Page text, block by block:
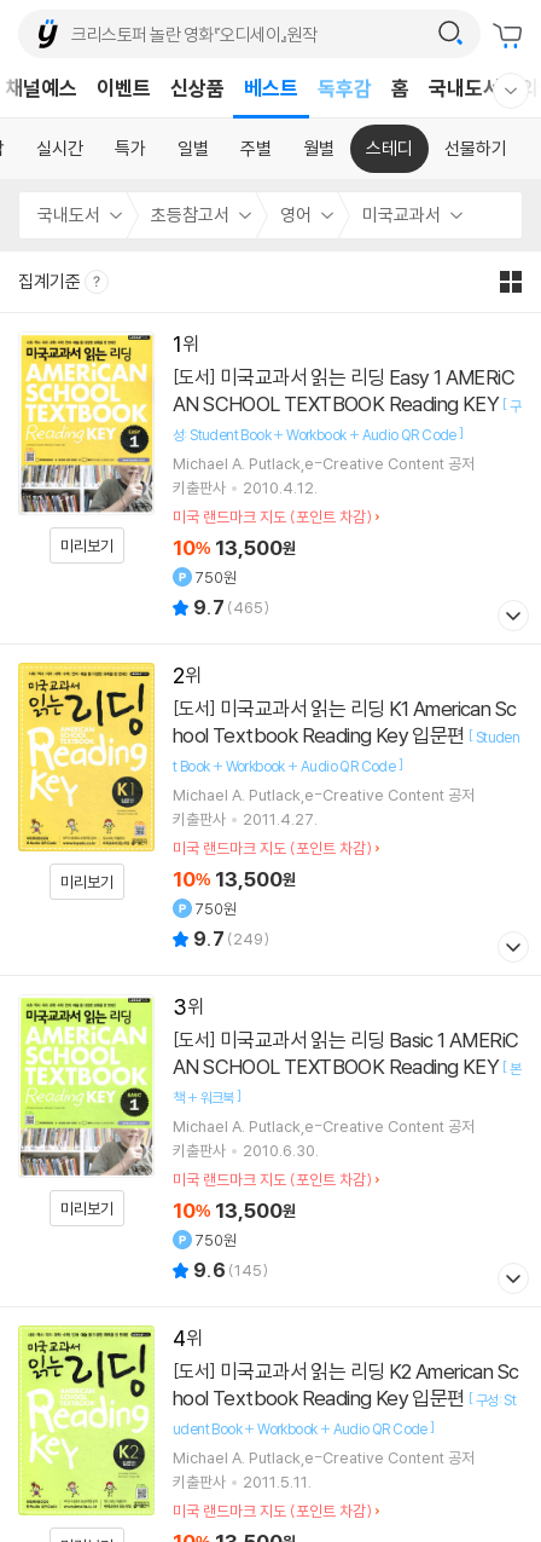
채널예스 이벤트 신상품 베스트
독후감
홈 국내도서
실시간 특가 일별 주별 월별 스테디 선물하기
국내도서 초등참고서 영어 미국교과서
집계기준
1
미리보기
[도서]
AN SCHOOL TEXTBOOK Reading KEY [구
성: Student Book + Workbook + Audio QR Code]
Michael A. Putlack,e-Creative Content 공저
키출판사
2010.4.12.
미국 랜드마크 지도 (포인트 차감)
10% 13,500원
750원
9.7 (465)
2
미리보기
[도서]
hool Textbook Reading Key 입문편 [ Studen
t Book + Workbook + Audio QR Code]
Michael A. Putlack,e-Creative Content 공저
키출판사
2011.4.27.
미국 랜드마크 지도 (포인트 차감)
10% 13,500원
750원
9.7 (249)
3
미리보기
[도서]
AN SCHOOL TEXTBOOK Reading KEY [본
책 + 워크북]
Michael A. Putlack,e-Creative Content 공저
키출판사
2010.6.30.
미국 랜드마크 지도 (포인트 차감)
10% 13,500원
750원
9.6 (145)
4
[도서]
hool Textbook Reading Key 입문편 [구성: St
udent Book + Workbook + Audio QR Code]
Michael A. Putlack,e-Creative Content 공저
키출판사
2011.5.11.
미국 랜드마크 지도 (포인트 차감)